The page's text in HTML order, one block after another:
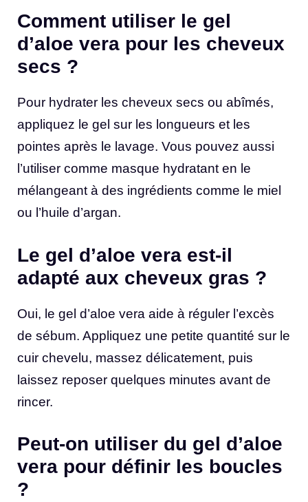
Comment utiliser le gel
d’aloe vera pour les cheveux
secs ?
Pour hydrater les cheveux secs ou abîmés,
appliquez le gel sur les longueurs et les
pointes après le lavage. Vous pouvez aussi
l’utiliser comme masque hydratant en le
mélangeant à des ingrédients comme le miel
ou l’huile d’argan.
Le gel d’aloe vera est-il
adapté aux cheveux gras ?
Oui, le gel d’aloe vera aide à réguler l’excès
de sébum. Appliquez une petite quantité sur le
cuir chevelu, massez délicatement, puis
laissez reposer quelques minutes avant de
rincer.
Peut-on utiliser du gel d’aloe
vera pour définir les boucles
?